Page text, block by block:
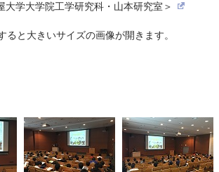
大学大学院工学研究科・山本研究室＞
ると大きいサイズの画像が開きます。